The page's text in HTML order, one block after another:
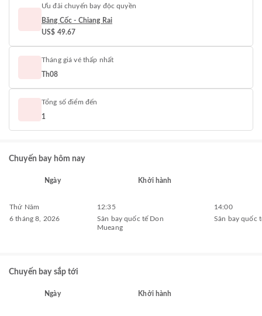
Ưu đãi chuyến bay độc quyền
Băng Cốc - Chiang Rai
US$ 49.67
Tháng giá vé thấp nhất
Th08
Tổng số điểm đến
1
Chuyến bay hôm nay
Ngày Khởi hành
Thứ Năm
6 tháng 8, 2026
12:35
Sân bay quốc tế Don
Mueang
14:00
Sân bay quốc
Chuyến bay sắp tới
Ngày Khởi hành